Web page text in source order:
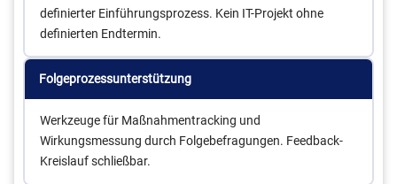
definierter Einführungsprozess. Kein IT-Projekt ohne
definierten Endtermin.
Folgeprozessunterstützung
Werkzeuge für Maßnahmentracking und
Wirkungsmessung durch Folgebefragungen. Feedback-
Kreislauf schließbar.